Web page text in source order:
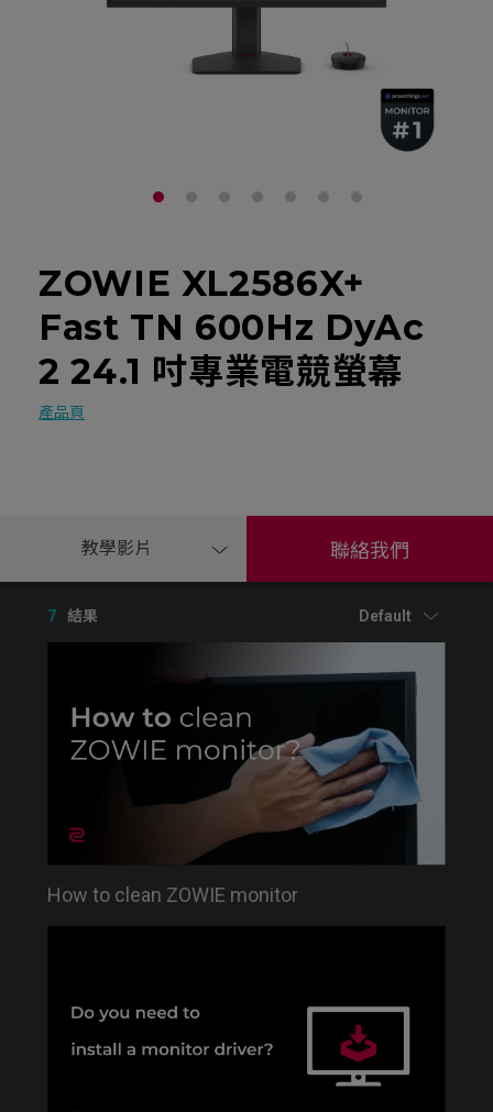
ZOWIE XL2586X+
Fast TN 600Hz DyAc
2 24.1 吋專業電競螢幕
產品頁
教學影片 聯絡我們
7 結果 Default
How to clean ZOWIE monitor